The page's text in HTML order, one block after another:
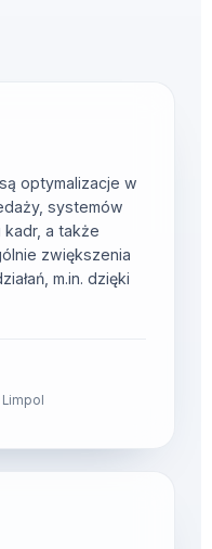
optymalizacje w
systemów
a także
zwiększenia
m.in. dzięki